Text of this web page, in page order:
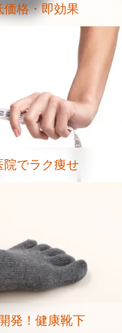
格・即効果
でラク痩せ
発！健康靴下